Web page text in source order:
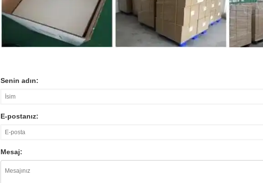
Senin adın:
E-postanız:
Mesaj: